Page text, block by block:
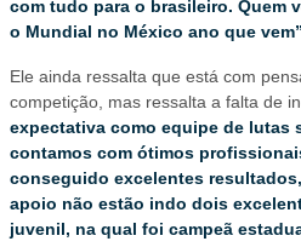
com tudo para o brasileiro. Quem
o Mundial no México ano que vem”
Ele ainda ressalta que está com
competição, mas ressalta a falta de
expectativa como equipe de lutas
contamos com ótimos
conseguido excelentes
apoio não estão indo dois
juvenil, na qual foi campeã